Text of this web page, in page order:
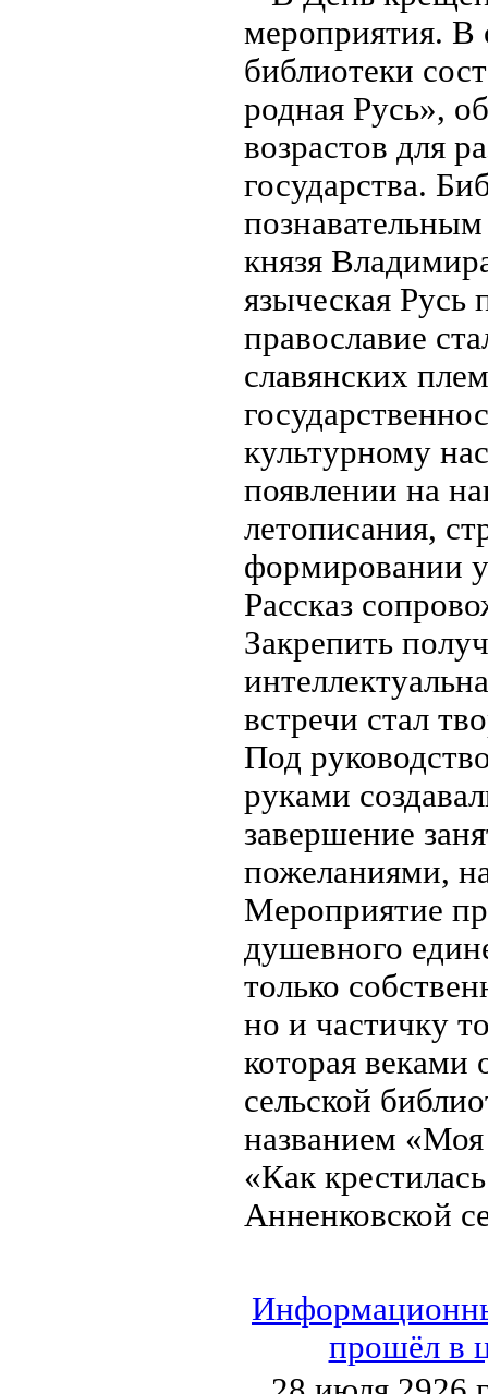
мероприятия. В
библиотеки
родная Русь»,
возрастов для
государства.
князя
языческая
православие
славянских
культурному
появлении на
летописания,
формировании
Рассказ
Закрепить
встречи стал
Под
руками
завершение
пожеланиями,
Мероприятие
душевного
только
но и частичку
которая
сельской
названием «Моя
«Как
Анненковской
прошёл в